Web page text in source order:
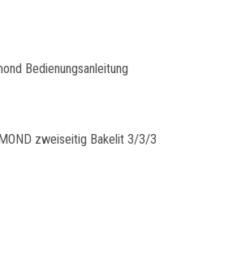
Bedienungsanleitung
zweiseitig Bakelit 3/3/3